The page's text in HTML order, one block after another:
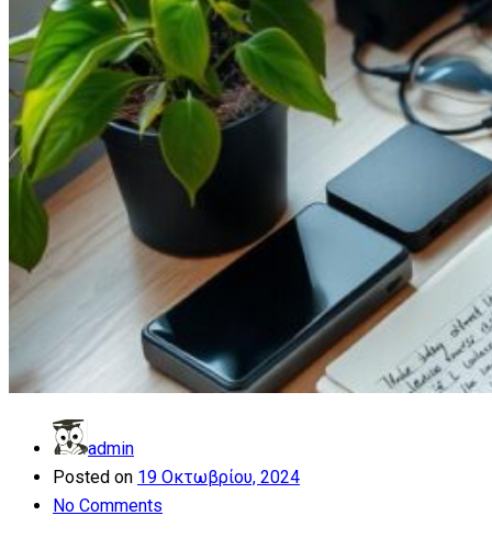
admin
Posted on 19 Οκτωβρίου, 2024
No Comments